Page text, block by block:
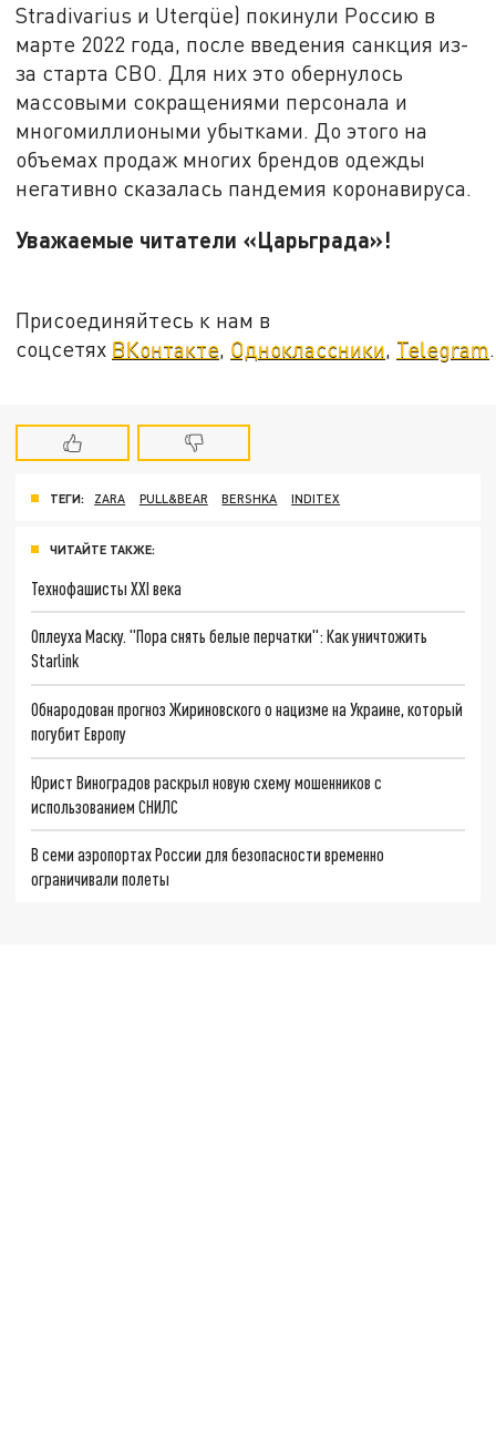
Stradivarius и Uterqüe) покинули Россию в
марте 2022 года, после введения санкция из-
за старта СВО. Для них это обернулось
массовыми сокращениями персонала и
многомиллиоными убытками. До этого на
объемах продаж многих брендов одежды
негативно сказалась пандемия коронавируса.
Уважаемые читатели «Царьграда»!
Присоединяйтесь к нам в
соцсетях ВКонтакте, Одноклассники, Telegram.
ТЕГИ: ZARA PULL&BEAR BERSHKA INDITEX
ЧИТАЙТЕ ТАКЖЕ:
Технофашисты XXI века
Оплеуха Маску. "Пора снять белые перчатки": Как уничтожить
Starlink
Обнародован прогноз Жириновского о нацизме на Украине, который
погубит Европу
Юрист Виноградов раскрыл новую схему мошенников с
использованием СНИЛС
В семи аэропортах России для безопасности временно
ограничивали полеты